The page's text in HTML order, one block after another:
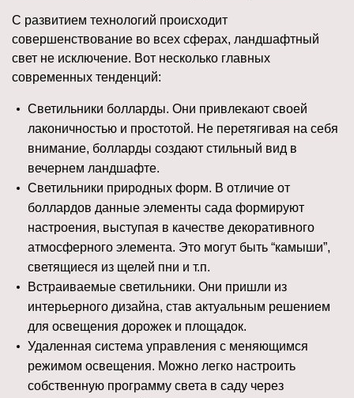
С развитием технологий происходит
совершенствование во всех сферах, ландшафтный
свет не исключение. Вот несколько главных
современных тенденций:
Светильники болларды. Они привлекают своей
лаконичностью и простотой. Не перетягивая на себя
внимание, болларды создают стильный вид в
вечернем ландшафте.
Светильники природных форм. В отличие от
боллардов данные элементы сада формируют
настроения, выступая в качестве декоративного
атмосферного элемента. Это могут быть “камыши”,
светящиеся из щелей пни и т.п.
Встраиваемые светильники. Они пришли из
интерьерного дизайна, став актуальным решением
для освещения дорожек и площадок.
Удаленная система управления с меняющимся
режимом освещения. Можно легко настроить
собственную программу света в саду через